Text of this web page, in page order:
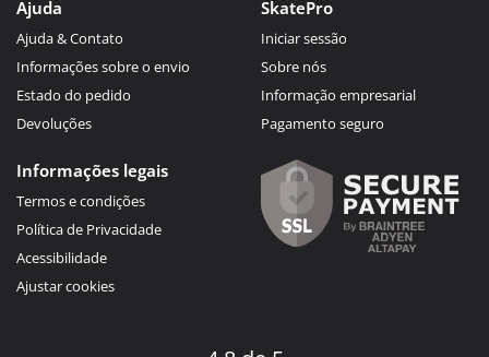
Ajuda
Ajuda & Contato
Informações sobre o envio
Estado do pedido
Devoluções
SkatePro
Iniciar sessão
Sobre nós
Informação empresarial
Pagamento seguro
Informações legais
Termos e condições
Política de Privacidade
Acessibilidade
Ajustar cookies